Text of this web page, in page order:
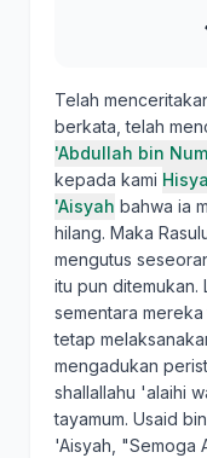
Telah
berkata, telah
'Abdullah bin
kepada kami
'Aisyah bahwa ia
hilang. Maka
mengutus
itu pun ditemukan.
sementara
tetap
mengadukan
shallallahu 'alaihi
tayamum. Usaid
'Aisyah, "Semoga